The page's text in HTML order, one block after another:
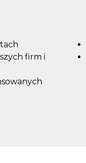
firm i